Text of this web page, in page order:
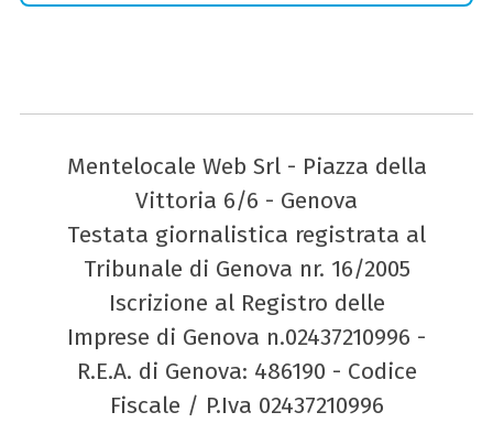
Mentelocale Web Srl - Piazza della
Vittoria 6/6 - Genova
Testata giornalistica registrata al
Tribunale di Genova nr. 16/2005
Iscrizione al Registro delle
Imprese di Genova n.02437210996 -
R.E.A. di Genova: 486190 - Codice
Fiscale / P.Iva 02437210996